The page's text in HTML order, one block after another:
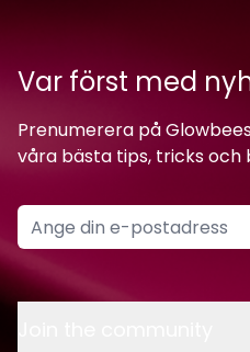
Var först med
Prenumerera på
våra bästa tips, tricks och